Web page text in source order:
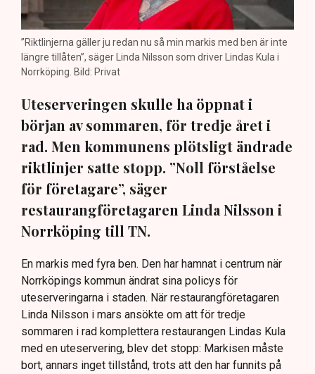
”Riktlinjerna gäller ju redan nu så min markis med ben är inte
längre tillåten”, säger Linda Nilsson som driver Lindas Kula i
Norrköping. Bild: Privat
Uteserveringen skulle ha öppnat i
början av sommaren, för tredje året i
rad. Men kommunens plötsligt ändrade
riktlinjer satte stopp. ”Noll förståelse
för företagare”, säger
restaurangföretagaren Linda Nilsson i
Norrköping till TN.
En markis med fyra ben. Den har hamnat i centrum när
Norrköpings kommun ändrat sina policys för
uteserveringarna i staden. När restaurangföretagaren
Linda Nilsson i mars ansökte om att för tredje
sommaren i rad komplettera restaurangen Lindas Kula
med en uteservering, blev det stopp: Markisen måste
bort, annars inget tillstånd, trots att den har funnits på